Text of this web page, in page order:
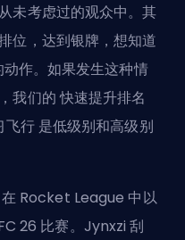
未考虑过的观众中。其
位，达到银牌，想知道
作。如果发生这种情
我们的快速提升排名
飞行是低级别和高级别
Rocket League 中以
26 比赛。Jynxzi 刮